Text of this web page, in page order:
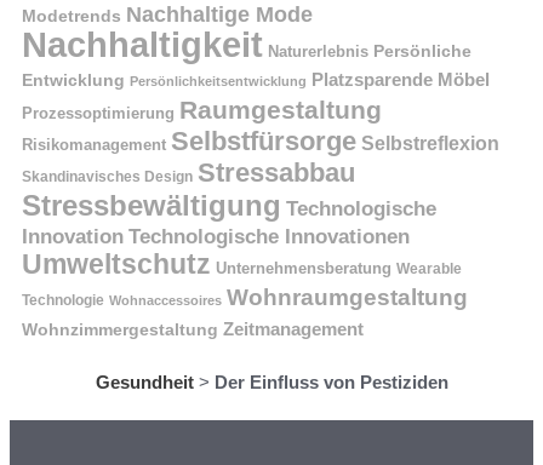
Modetrends Nachhaltige Mode
Nachhaltigkeit Naturerlebnis Persönliche
Entwicklung Persönlichkeitsentwicklung Platzsparende Möbel
Prozessoptimierung Raumgestaltung
Risikomanagement Selbstfürsorge Selbstreflexion
Skandinavisches Design Stressabbau
Stressbewältigung Technologische
Innovation Technologische Innovationen
Umweltschutz Unternehmensberatung Wearable
Technologie Wohnaccessoires Wohnraumgestaltung
Wohnzimmergestaltung Zeitmanagement
Gesundheit> Der Einfluss von Pestiziden